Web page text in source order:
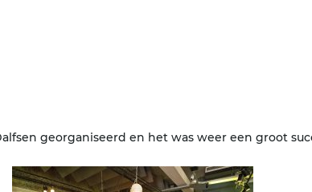
georganiseerd en het was weer een groot